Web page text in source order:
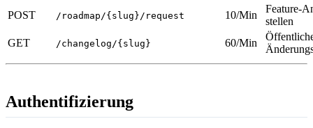
POST
/roadmap/{slug}/request 10/Min
Feature-
stellen
GET
/changelog/{slug} 60/Min
Authentifizierung